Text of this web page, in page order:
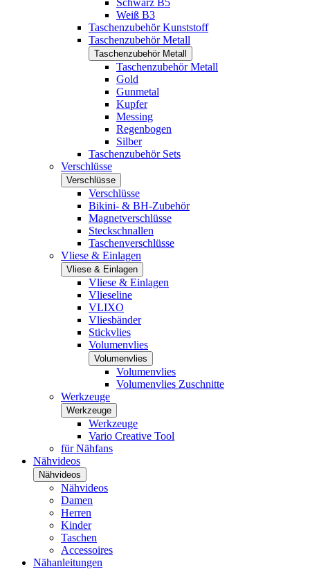
Schwarz B5
Weiß B3
Taschenzubehör Kunststoff
Taschenzubehör Metall
Taschenzubehör Metall
Taschenzubehör Metall
Gold
Gunmetal
Kupfer
Messing
Regenbogen
Silber
Taschenzubehör Sets
Verschlüsse
Verschlüsse
Verschlüsse
Bikini- & BH-Zubehör
Magnetverschlüsse
Steckschnallen
Taschenverschlüsse
Vliese & Einlagen
Vliese & Einlagen
Vliese & Einlagen
Vlieseline
VLIXO
Vliesbänder
Stickvlies
Volumenvlies
Volumenvlies
Volumenvlies
Volumenvlies Zuschnitte
Werkzeuge
Werkzeuge
Werkzeuge
Vario Creative Tool
für Nähfans
Nähvideos
Nähvideos
Nähvideos
Damen
Herren
Kinder
Taschen
Accessoires
Nähanleitungen